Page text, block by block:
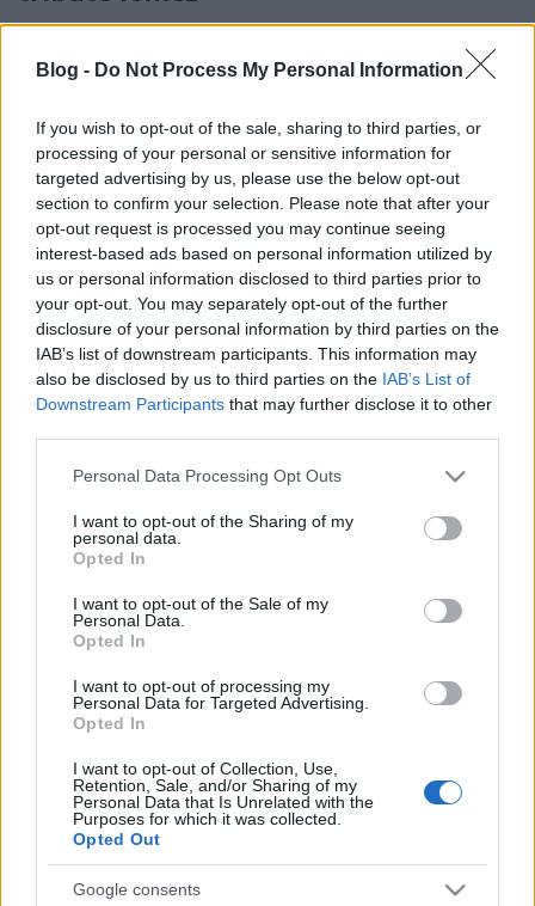
Blog - Do Not Process My Personal Information
If you wish to opt-out of the sale, sharing to third parties, or
processing of your personal or sensitive information for
targeted advertising by us, please use the below opt-out
section to confirm your selection. Please note that after your
opt-out request is processed you may continue seeing
interest-based ads based on personal information utilized by
us or personal information disclosed to third parties prior to
your opt-out. You may separately opt-out of the further
disclosure of your personal information by third parties on the
IAB’s list of downstream participants. This information may
also be disclosed by us to third parties on the IAB’s List of
Downstream Participants that may further disclose it to other
Please note that this website/app uses one or more Google
not limited to your visit or usage behaviour. You may click to
grant or deny consent to Google and its third-party tags to
use your data for below specified purposes in below Google
consent section.
Personal Data Processing Opt Outs
I want to opt-out of the Sharing of my
personal data.
Opted In
I want to opt-out of the Sale of my
Personal Data.
Opted In
I want to opt-out of processing my
Personal Data for Targeted Advertising.
Opted In
I want to opt-out of Collection, Use,
Retention, Sale, and/or Sharing of my
Personal Data that Is Unrelated with the
Purposes for which it was collected.
Opted Out
Google consents
Szigi.•2024. december 14. 0
időszakának a gyümölcse jelent meg ma 23 éve:
2001-ben ezen a napon került a boltokba a THANK
U címet viselő magyar Depeche Mode tribute album!
A Kozmixos Hozso, és a Sexepiles Vargabee
produceri munkájának köszönhetően igencsak
színes zenei paletta…
Pierrot jóslata bevált - 22 éves a
THANK U!
Egy pezsgő és izgalmas magyarországi DM-rajongás
időszakának a gyümölcse jelent meg ma 22 éve:
2001-ben ezen a napon került a boltokba a THANK
U címet viselő magyar Depeche Mode tribute album!